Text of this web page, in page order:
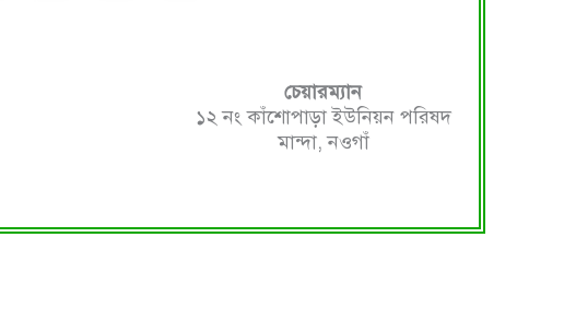
চেয়ারম্যান
১২ নং কাঁশোপাড়া ইউনিয়ন পরিষদ
মান্দা, নওগাঁ